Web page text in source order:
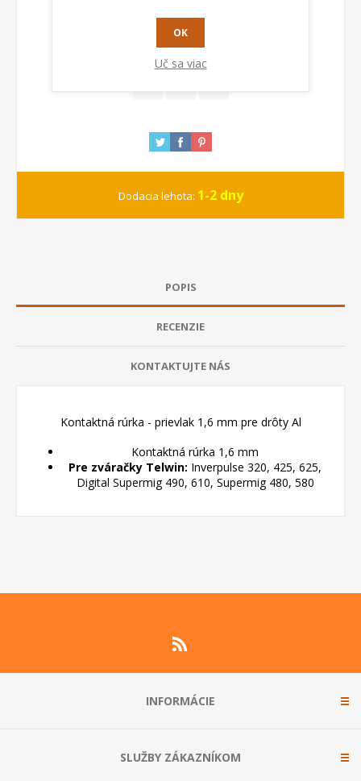
PRIDAŤ DO KOŠÍKA
Dodacia lehota: 1-2 dny
POPIS
RECENZIE
KONTAKTUJTE NÁS
Kontaktná rúrka - prievlak 1,6 mm pre drôty Al
Kontaktná rúrka 1,6 mm
Pre zváračky Telwin: Inverpulse 320, 425, 625,
Digital Supermig 490, 610, Supermig 480, 580
INFORMÁCIE
SLUŽBY ZÁKAZNÍKOM
OK
Uč sa viac